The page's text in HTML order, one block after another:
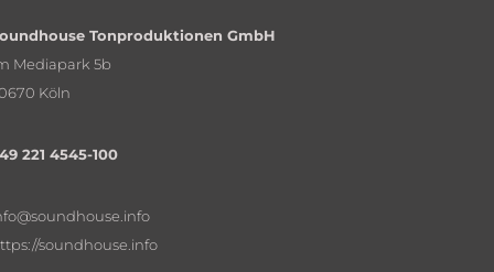
Tonproduktionen GmbH
Mediapark 5b
Köln
221 4545-100
soundhouse.info